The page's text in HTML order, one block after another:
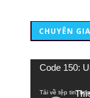
CHUYÊN
Trình
Code 150:
Tải về tệp tin: